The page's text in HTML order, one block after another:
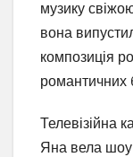
музику
вона
композиція
романтичних
Телевізійна
Яна вела шоу